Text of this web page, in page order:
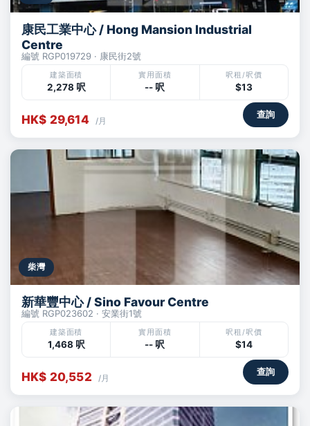
康民工業中心 / Hong Mansion Industrial
Centre
編號 RGP019729 · 康民街2號
建築面積
2,278 呎
實用面積
-- 呎
呎租/呎價
$13
HK$ 29,614 /月
查詢
柴灣
新華豐中心 / Sino Favour Centre
編號 RGP023602 · 安業街1號
建築面積
1,468 呎
實用面積
-- 呎
呎租/呎價
$14
HK$ 20,552 /月
查詢